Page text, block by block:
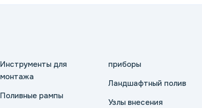
Инструменты для
монтажа
Поливные рампы
приборы
Ландшафтный полив
Узлы внесения